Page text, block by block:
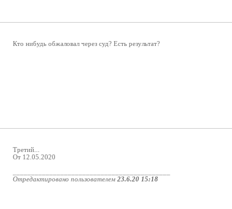
Кто нибудь обжаловал через суд? Есть результат?
Третий...
От 12.05.2020
Отредактировано пользователем 23.6.20 15:18